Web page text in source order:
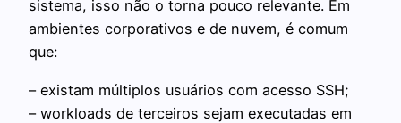
sistema, isso não o torna pouco relevante. Em
ambientes corporativos e de nuvem, é comum
que:
– existam múltiplos usuários com acesso SSH;
– workloads de terceiros sejam executadas em